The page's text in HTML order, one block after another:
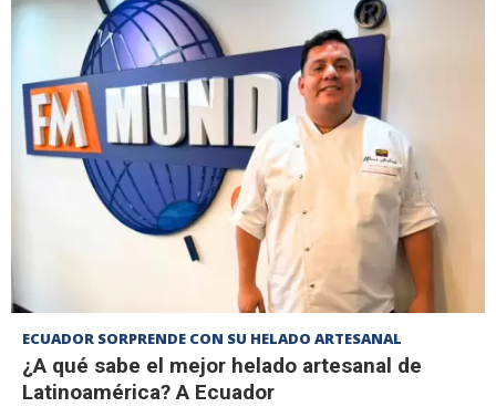
ECUADOR SORPRENDE CON SU HELADO ARTESANAL
¿A qué sabe el mejor helado artesanal de
Latinoamérica? A Ecuador